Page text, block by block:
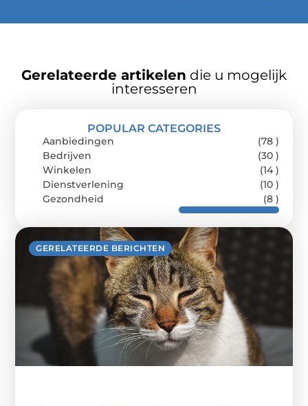
Gerelateerde artikelen die u mogelijk
interesseren
GERELATEERDE BERICHTEN
POPULAR CATEGORIES
Aanbiedingen
(78 )
Bedrijven
(30 )
Winkelen
(14 )
Dienstverlening
(10 )
Gezondheid
(8 )